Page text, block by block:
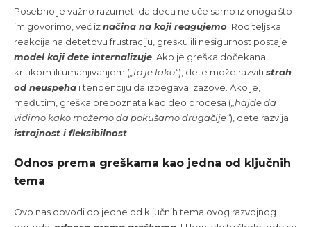
Posebno je važno razumeti da deca ne uče samo iz onoga što
im govorimo, već iznačina na koji reagujemo . Roditeljska
reakcija na detetovu frustraciju, grešku ili nesigurnost postaje
model koji dete internalizuje . Ako je greška dočekana
kritikom ili umanjivanjem ( „to je lako“), dete može razvitistrah
od neuspeha i tendenciju da izbegava izazove. Ako je,
međutim, greška prepoznata kao deo procesa ( „hajde da
vidimo kako možemo da pokušamo drugačije“), dete razvija
istrajnost i fleksibilnost
Odnos prema greškama kao jedna od ključnih
tema
Ovo nas dovodi do jedne od ključnih tema ovog razvojnog